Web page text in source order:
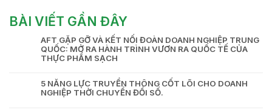
BÀI VIẾT GẦN ĐÂY
AFT GẶP GỠ VÀ KẾT NỐI ĐOÀN DOANH NGHIỆP TRUNG
QUỐC: MỞ RA HÀNH TRÌNH VƯƠN RA QUỐC TẾ CỦA
THỰC PHẨM SẠCH
5 NĂNG LỰC TRUYỀN THÔNG CỐT LÕI CHO DOANH
NGHIỆP THỜI CHUYỂN ĐỔI SỐ.